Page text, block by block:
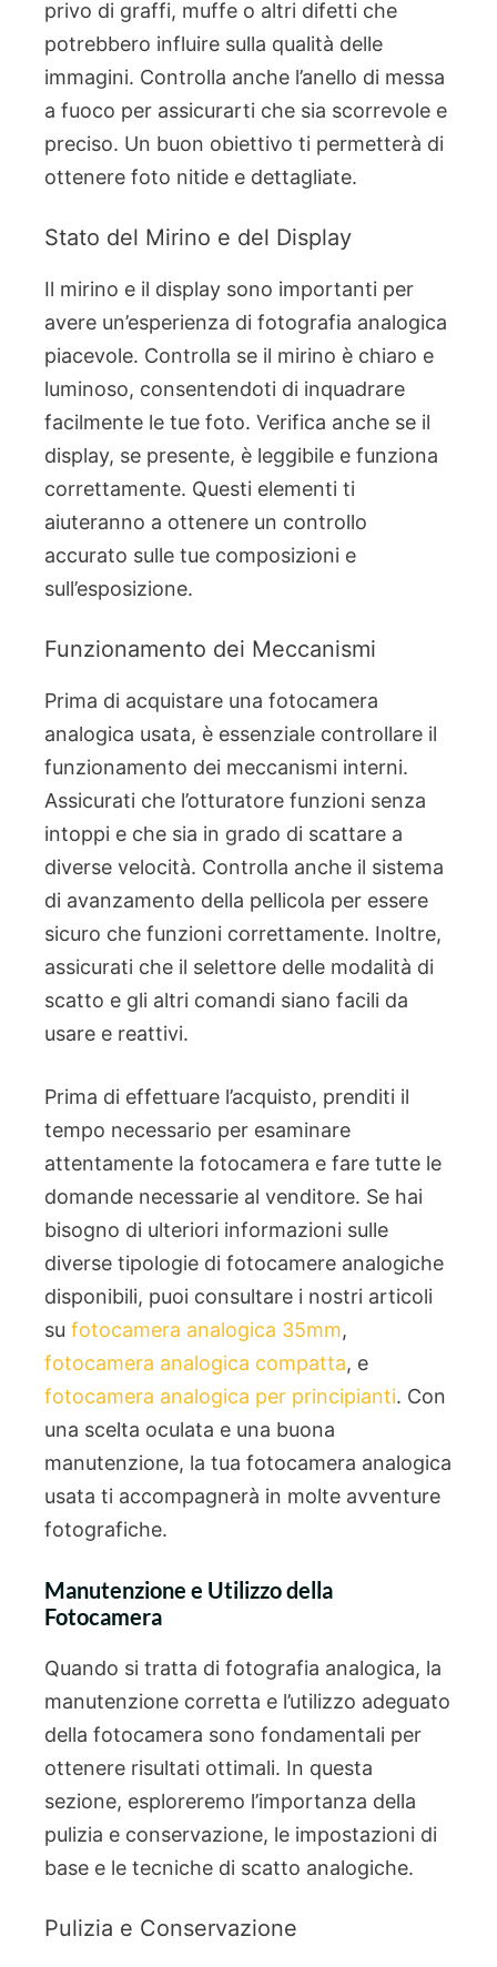
privo di graffi, muffe o altri difetti che
potrebbero influire sulla qualità delle
immagini. Controlla anche l’anello di messa
a fuoco per assicurarti che sia scorrevole e
preciso. Un buon obiettivo ti permetterà di
ottenere foto nitide e dettagliate.
Stato del Mirino e del Display
Il mirino e il display sono importanti per
avere un’esperienza di fotografia analogica
piacevole. Controlla se il mirino è chiaro e
luminoso, consentendoti di inquadrare
facilmente le tue foto. Verifica anche se il
display, se presente, è leggibile e funziona
correttamente. Questi elementi ti
aiuteranno a ottenere un controllo
accurato sulle tue composizioni e
sull’esposizione.
Funzionamento dei Meccanismi
Prima di acquistare una fotocamera
analogica usata, è essenziale controllare il
funzionamento dei meccanismi interni.
Assicurati che l’otturatore funzioni senza
intoppi e che sia in grado di scattare a
diverse velocità. Controlla anche il sistema
di avanzamento della pellicola per essere
sicuro che funzioni correttamente. Inoltre,
assicurati che il selettore delle modalità di
scatto e gli altri comandi siano facili da
usare e reattivi.
Prima di effettuare l’acquisto, prenditi il
tempo necessario per esaminare
attentamente la fotocamera e fare tutte le
domande necessarie al venditore. Se hai
bisogno di ulteriori informazioni sulle
diverse tipologie di fotocamere analogiche
disponibili, puoi consultare i nostri articoli
su fotocamera analogica 35mm,
fotocamera analogica compatta, e
fotocamera analogica per principianti. Con
una scelta oculata e una buona
manutenzione, la tua fotocamera analogica
usata ti accompagnerà in molte avventure
fotografiche.
Manutenzione e Utilizzo della
Fotocamera
Quando si tratta di fotografia analogica, la
manutenzione corretta e l’utilizzo adeguato
della fotocamera sono fondamentali per
ottenere risultati ottimali. In questa
sezione, esploreremo l’importanza della
pulizia e conservazione, le impostazioni di
base e le tecniche di scatto analogiche.
Pulizia e Conservazione